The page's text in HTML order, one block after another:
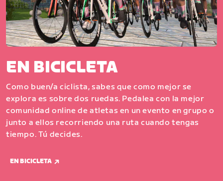
EN BICICLETA
Como buen/a ciclista, sabes que como mejor se
explora es sobre dos ruedas. Pedalea con la mejor
comunidad online de atletas en un evento en grupo o
junto a ellos recorriendo una ruta cuando tengas
tiempo. Tú decides.
EN BICICLETA